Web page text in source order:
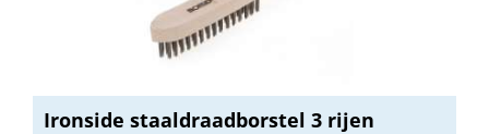
Ironside staaldraadborstel 3 rijen